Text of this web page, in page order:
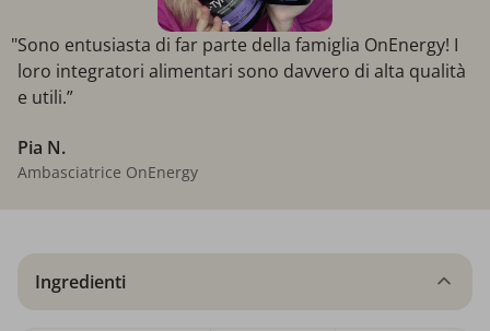
"Sono entusiasta di far parte della famiglia OnEnergy! I
loro integratori alimentari sono davvero di alta qualità
e utili.”
Pia N.
Ambasciatrice OnEnergy
Ingredienti